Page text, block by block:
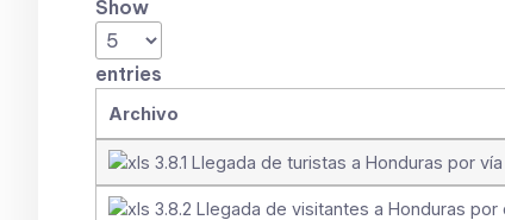
Show
entries
Archivo
3.8.1 Llegada de turistas a Honduras por
3.8.2 Llegada de visitantes a Honduras